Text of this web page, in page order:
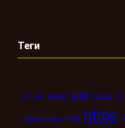
Теги
bb car casino com crucial d
harmoniously html https ii